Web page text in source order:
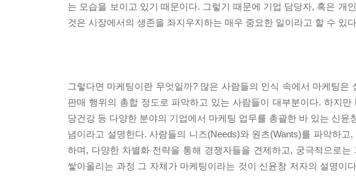
는 모습을 보이고 있기 때문이다. 그렇기 때문에 기업 담당자, 혹은 개
것은 시장에서의 생존을 좌지우지하는 매우 중요한 일이라고 할 수 있
그렇다면 마케팅이란 무엇일까? 많은 사람들의 인식 속에서 마케팅
판매 행위의 총합 정도로 파악하고 있는 사람들이 대부분이다. 하지
당건강 등 다양한 분야의 기업에서 마케팅 업무를 총괄한 바 있는 신
념이라고 설명한다. 사람들의 니즈(Needs)와 원츠(Wants)를 파악하
하며, 다양한 차별화 전략을 통해 경쟁자들을 견제하고, 궁극적으로
쌓아올리는 과정 그 자체가 마케팅이라는 것이 신윤창 저자의 설명이